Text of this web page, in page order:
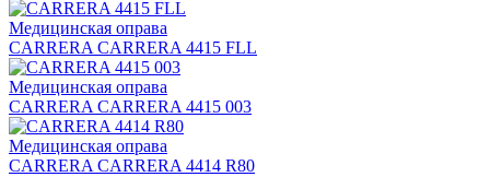
Медицинская оправа
CARRERA CARRERA 4415 FLL
Медицинская оправа
CARRERA CARRERA 4415 003
Медицинская оправа
CARRERA CARRERA 4414 R80